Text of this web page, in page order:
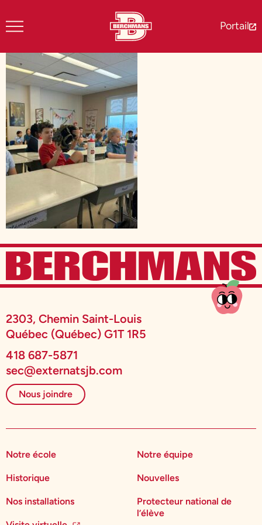
Portail
2303, Chemin Saint-Louis
Québec (Québec) G1T 1R5
418 687-5871
sec@externatsjb.com
Nous joindre
Notre école
Historique
Nos installations
Notre équipe
Nouvelles
Protecteur national de
l’élève